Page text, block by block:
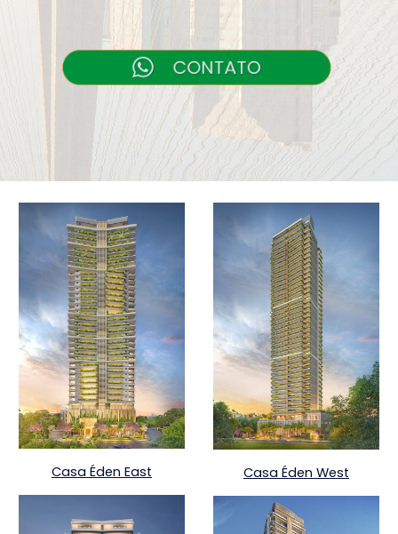
Casa Éden East Casa Éden West